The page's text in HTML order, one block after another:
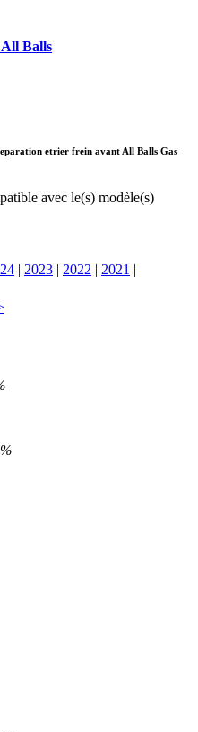
All Balls
etrier frein avant All Balls Gas
avec le(s) modèle(s)
| 2023 | 2022 | 2021 |
%